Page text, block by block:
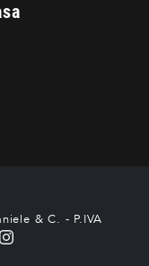
& C. - P.IVA